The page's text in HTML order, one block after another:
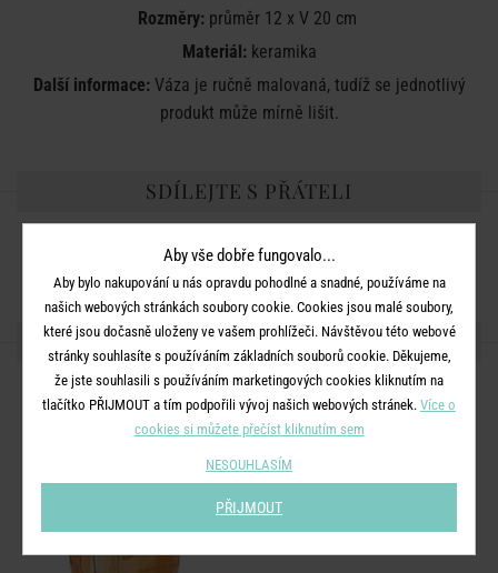
Rozměry:průměr 12 x V 20 cm
Materiál:keramika
Další informace: Váza je ručně malovaná, tudíž se jednotlivý
produkt může mírně lišit.
SDÍLEJTE S PŘÁTELI
DALŠÍ PRODUKTY ZE SÉRIE
Aby vše dobře fungovalo...
Aby bylo nakupování u nás opravdu pohodlné a snadné, používáme na
našich webových stránkách soubory cookie. Cookies jsou malé soubory,
které jsou dočasně uloženy ve vašem prohlížeči. Návštěvou této webové
stránky souhlasíte s používáním základních souborů cookie. Děkujeme,
že jste souhlasili s používáním marketingových cookies kliknutím na
tlačítko PŘIJMOUT a tím podpořili vývoj našich webových stránek. Více o
cookies si můžete přečíst kliknutím sem
NESOUHLASÍM
PŘIJMOUT